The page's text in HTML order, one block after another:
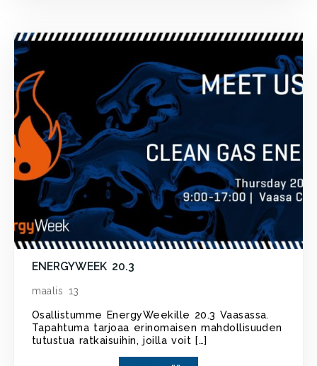
ENERGYWEEK 20.3
maalis 13
Osallistumme EnergyWeekille 20.3 Vaasassa.
Tapahtuma tarjoaa erinomaisen mahdollisuuden
tutustua ratkaisuihin, joilla voit […]